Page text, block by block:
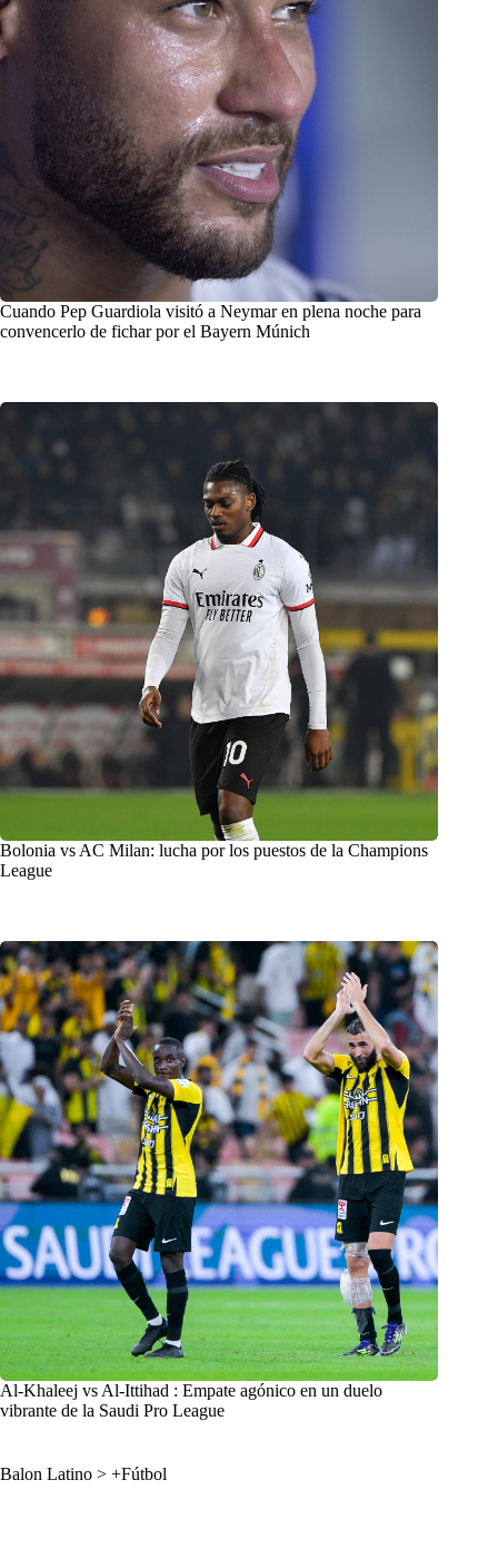
Cuando Pep Guardiola visitó a Neymar en plena noche para
convencerlo de fichar por el Bayern Múnich
Bolonia vs AC Milan: lucha por los puestos de la Champions
League
Al-Khaleej vs Al-Ittihad : Empate agónico en un duelo
vibrante de la Saudi Pro League
Balon Latino > +Fútbol